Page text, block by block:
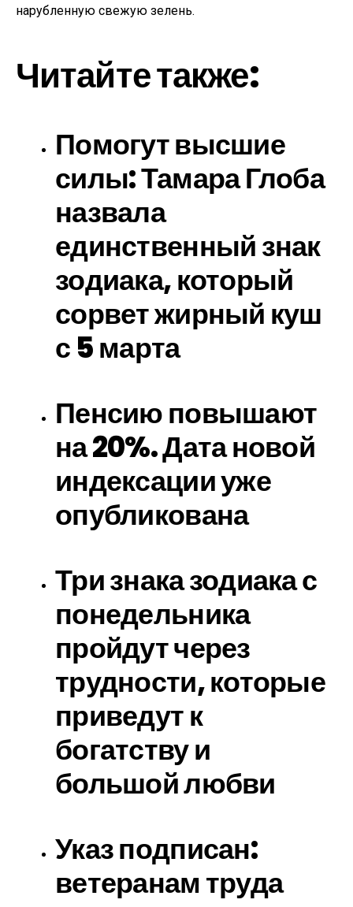
нарубленную свежую зелень.
Читайте также:
Помогут высшие
силы: Тамара Глоба
назвала
единственный знак
зодиака, который
сорвет жирный куш
с 5 марта
Пенсию повышают
на 20%. Дата новой
индексации уже
опубликована
Три знака зодиака с
понедельника
пройдут через
трудности, которые
приведут к
богатству и
большой любви
Указ подписан:
ветеранам труда